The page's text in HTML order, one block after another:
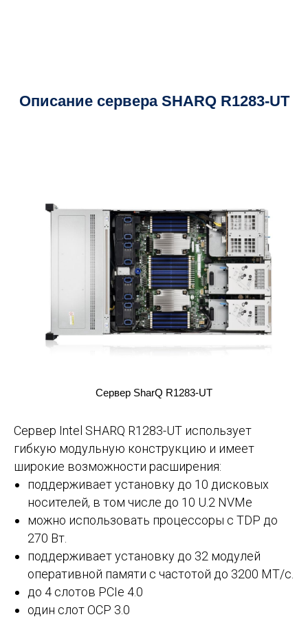
Описание сервера SHARQ R1283-UT
Сервер SharQ R1283-UT
Сервер Intel SHARQ R1283-UT использует
гибкую модульную конструкцию и имеет
широкие возможности расширения:
поддерживает установку до 10 дисковых
носителей, в том числе до 10 U.2 NVMe
можно использовать процессоры с TDP до
270 Вт.
поддерживает установку до 32 модулей
оперативной памяти с частотой до 3200 МТ/с.
до 4 слотов PCIe 4.0
один слот OCP 3.0